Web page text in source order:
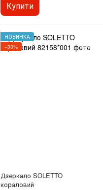
Купити
НОВИНКА
−33%
Дзеркало SOLETTO
кораловий